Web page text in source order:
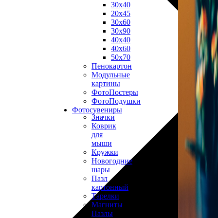
30х40
20х45
30х60
30х90
40х40
40х60
50х70
Пенокартон
Модульные
картины
ФотоПостеры
ФотоПодушки
Фотоcувениры
Значки
Коврик
для
мыши
Кружки
Новогодние
шары
Пазл
картонный
Тарелки
Магниты
Пазлы